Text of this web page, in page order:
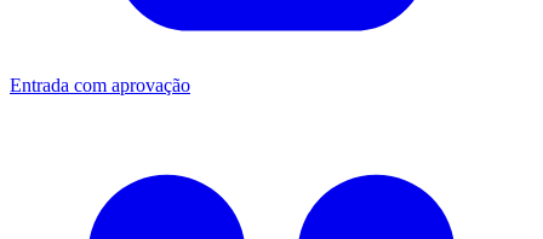
Entrada com aprovação